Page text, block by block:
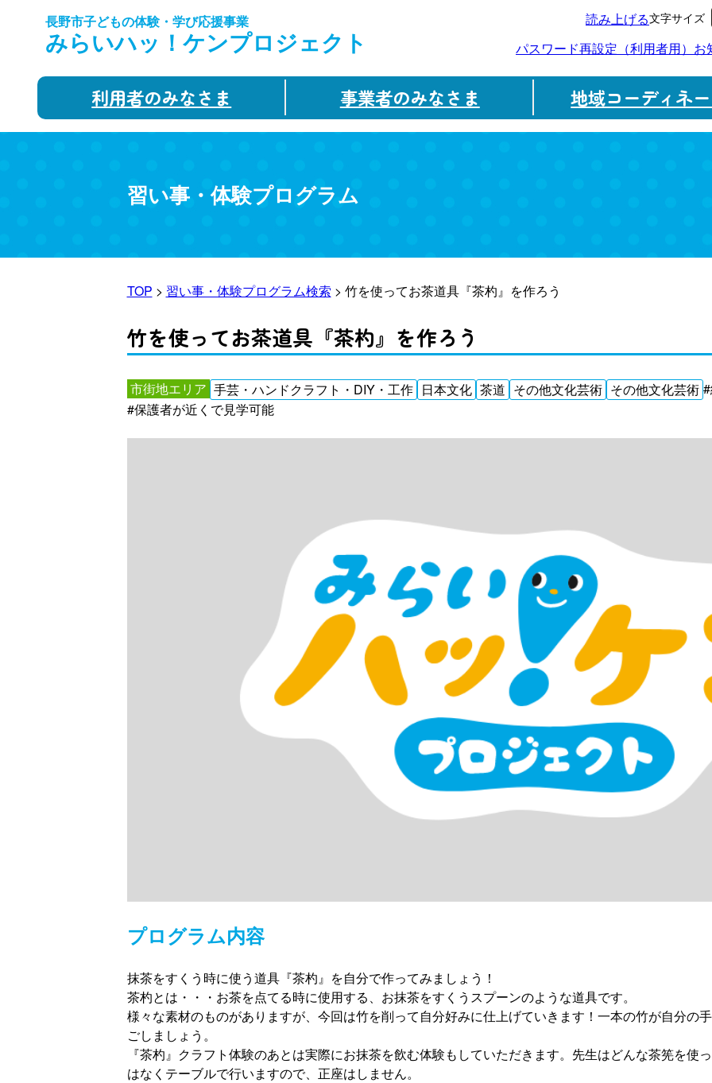
長野市子どもの体験・学び応援事業
みらいハッ！ケンプロジェクト
読み上げる文字サイズ
パスワード再設定（利用者用） お
利用者のみなさま 事業者のみなさま 地域コーディネ
習い事・体験プログラム
TOP > 習い事・体験プログラム検索 > 竹を使ってお茶道具『茶杓』を作ろう
竹を使ってお茶道具『茶杓』を作ろう
市街地エリア 手芸・ハンドクラフト・DIY・工作 日本文化 茶道 その他文化芸術 その他文化芸術
#保護者が近くで見学可能
プログラム内容
抹茶をすくう時に使う道具『茶杓』を自分で作ってみましょう！
茶杓とは・・・お茶を点てる時に使用する、お抹茶をすくうスプーンのような道具です。
様々な素材のものがありますが、今回は竹を削って自分好みに仕上げていきます！一本の竹が自分の
ごしましょう。
『茶杓』クラフト体験のあとは実際にお抹茶を飲む体験もしていただきます。先生はどんな茶筅を使
はなくテーブルで行いますので、正座はしません。